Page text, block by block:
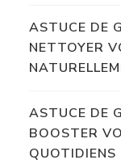
ASTUCE DE
NETTOYER
ASTUCE DE
BOOSTER
QUOTIDIENS